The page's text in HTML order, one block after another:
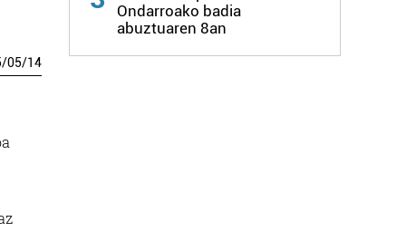
/05/14
Ondarroako badia
abuztuaren 8an